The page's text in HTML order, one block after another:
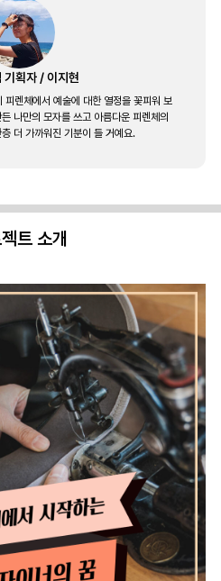
기획자 /이지현
피렌체에서 예술에 대한 열정을 꽃피워 보
나만의 모자를 쓰고 아름다운 피렌체의
더 가까워진 기분이 들 거예요.
트 소개